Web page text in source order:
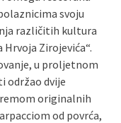
svoju
različitih kultura
Zirojevića“.
u proljetnom
održao dvije
originalnih
od povrća,